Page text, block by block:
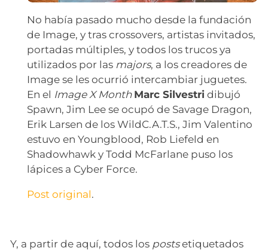
No había pasado mucho desde la fundación
de Image, y tras crossovers, artistas invitados,
portadas múltiples, y todos los trucos ya
utilizados por las majors, a los creadores de
Image se les ocurrió intercambiar juguetes.
En el Image X Month Marc Silvestri dibujó
Spawn, Jim Lee se ocupó de Savage Dragon,
Erik Larsen de los WildC.A.T.S., Jim Valentino
estuvo en Youngblood, Rob Liefeld en
Shadowhawk y Todd McFarlane puso los
lápices a Cyber Force.
Post original.
Y, a partir de aquí, todos los postsetiquetados